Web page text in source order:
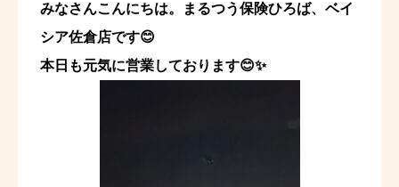
みなさんこんにちは。まるつう保険ひろば、ベイ
シア佐倉店です😊
本日も元気に営業しております😊✨